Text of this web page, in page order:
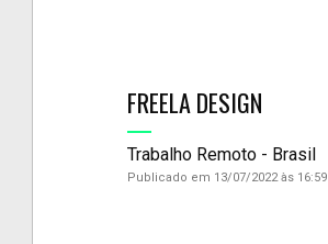
FREELA DESIGN
Trabalho Remoto - Brasil
Publicado em 13/07/2022 às 16:59